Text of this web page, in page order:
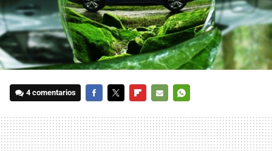
4 comentarios
MAIL